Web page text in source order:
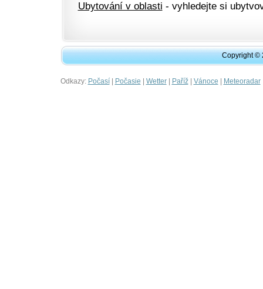
Ubytování v oblasti - vyhledejte si
Copyright ©
Odkazy: Počasí| Počasie | Wetter| Paříž| Vánoce | Meteoradar